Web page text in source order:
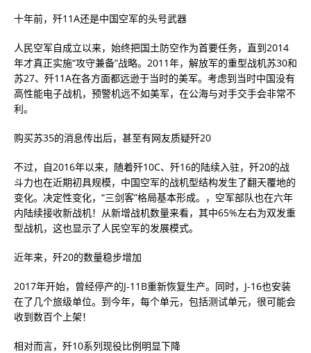
十年前，歼11A还是中国空军的头号武器
人民空军自成立以来，始终把国土防空作为首要任务，直到2014
年才真正实施“攻守兼备”战略。2011年，解放军的重型战机苏30和
苏27、歼11A在各方面都远逊于当时的美军。考虑到当时中国没有
高性能电子战机，预警机远不如美军，在公海与对手交手会非常不
利。
购买苏35的消息传出后，甚至有网友质疑歼20
不过，自2016年以来，随着歼10C、歼16的陆续入驻，歼20的战
斗力也在近期初具规模，中国空军的战机型结构发生了翻天覆地的
变化。决定性变化，“三剑客”格局基本形成。，空军部队也在六年
内陆续接收新战机！从新增战机数量来看，其中65%左右为双发重
型战机，这也显示了人民空军的发展模式。
近年来，歼20的数量稳步增加
2017年开始，曾经停产的J-11B重新恢复生产。同时，J-16也安装
在了几个旅级单位。到今年，每个单元，包括测试单元，很可能会
收到数百个上架！
相对而言，歼10系列现役比例明显下降